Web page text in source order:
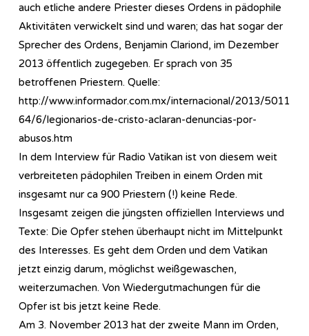
auch etliche andere Priester dieses Ordens in pädophile
Aktivitäten verwickelt sind und waren; das hat sogar der
Sprecher des Ordens, Benjamin Clariond, im Dezember
2013 öffentlich zugegeben. Er sprach von 35
betroffenen Priestern. Quelle:
http://www.informador.com.mx/internacional/2013/5011
64/6/legionarios-de-cristo-aclaran-denuncias-por-
abusos.htm
In dem Interview für Radio Vatikan ist von diesem weit
verbreiteten pädophilen Treiben in einem Orden mit
insgesamt nur ca 900 Priestern (!) keine Rede.
Insgesamt zeigen die jüngsten offiziellen Interviews und
Texte: Die Opfer stehen überhaupt nicht im Mittelpunkt
des Interesses. Es geht dem Orden und dem Vatikan
jetzt einzig darum, möglichst weißgewaschen,
weiterzumachen. Von Wiedergutmachungen für die
Opfer ist bis jetzt keine Rede.
Am 3. November 2013 hat der zweite Mann im Orden,